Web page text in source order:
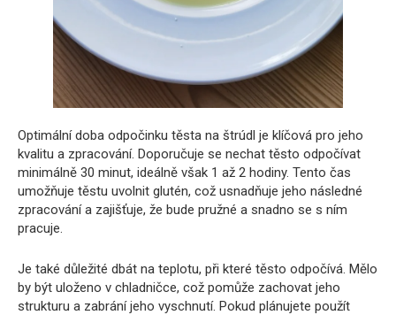
Optimální doba odpočinku těsta na štrúdl je klíčová pro jeho
kvalitu a zpracování. Doporučuje se nechat těsto odpočívat
minimálně 30 minut, ideálně však 1 až 2 hodiny. Tento čas
umožňuje těstu uvolnit glutén, což usnadňuje jeho následné
zpracování a zajišťuje, že bude pružné a snadno se s ním
pracuje.
Je také důležité dbát na teplotu, při které těsto odpočívá. Mělo
by být uloženo v chladničce, což pomůže zachovat jeho
strukturu a zabrání jeho vyschnutí. Pokud plánujete použít